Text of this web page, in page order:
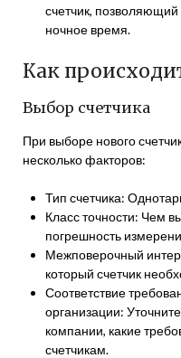
счетчик, позволяющий
ночное время.
Как
Выбор счетчика
При выборе нового
несколько факторов:
Тип счетчика:
Класс точности: Чем
погрешность
Межповерочный
который счетчик
Соответствие
организации:
компании, какие
счетчикам.